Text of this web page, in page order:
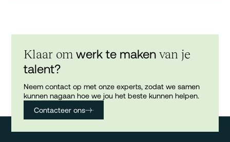
Klaar om werk te makenvan je
talent?
Neem contact op met onze experts, zodat we samen
kunnen nagaan hoe we jou het beste kunnen helpen.
Contacteer ons